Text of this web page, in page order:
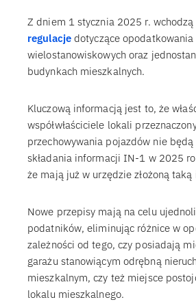
Z dniem 1 stycznia 2025 r. wchodzą
regulacjedotyczące opodatkowania
wielostanowiskowych oraz
budynkach mieszkalnych.
Kluczową informacją jest to, że
współwłaściciele lokali
przechowywania pojazdów nie
składania informacji IN-1 w 2025
że mają już w urzędzie złożoną
Nowe przepisy mają na celu
podatników, eliminując różnice w
zależności od tego, czy posiadają
garażu stanowiącym odrębną
mieszkalnym, czy też miejsce
lokalu mieszkalnego.